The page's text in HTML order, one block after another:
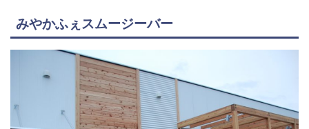
みやかふぇスムージーバー